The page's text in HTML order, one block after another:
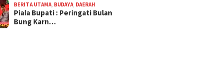
BERITA UTAMA BUDAYA DAERAH
Piala Bupati : Peringati Bulan
Bung Karn…